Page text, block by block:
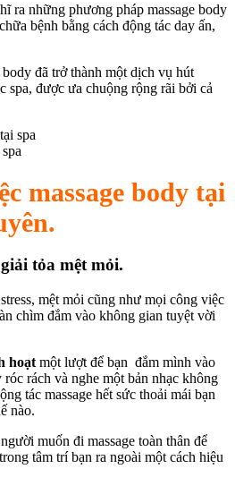
ra những phương pháp massage body
bệnh bằng cách động tác day ấn,
body đã trở thành một dịch vụ hút
spa, được ưa chuộng rộng rãi bởi cả
massage body tại
tỏa mệt mỏi.
mệt mỏi cũng như mọi công việc
chìm đắm vào không gian tuyệt vời
hoạt một lượt để bạn đắm mình vào
rách và nghe một bản nhạc không
tác massage hết sức thoải mái bạn
nào.
muốn đi massage toàn thân để
tâm trí bạn ra ngoài một cách hiệu